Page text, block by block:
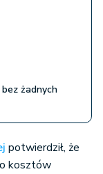
żadnych
potwierdził, że
kosztów